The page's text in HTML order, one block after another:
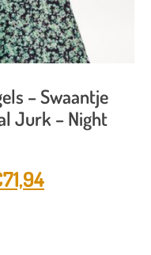
– Swaantje
Jurk – Night
71,94